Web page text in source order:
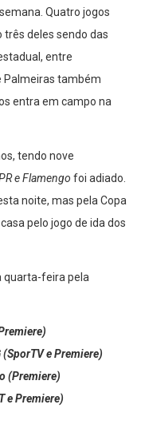
Quatro jogos
deles sendo das
entre
Palmeiras também
entra em campo na
tendo nove
e Flamengo foi adiado.
noite, mas pela Copa
pelo jogo de ida dos
quarta-feira pela
e Premiere)
(Premiere)
e Premiere)